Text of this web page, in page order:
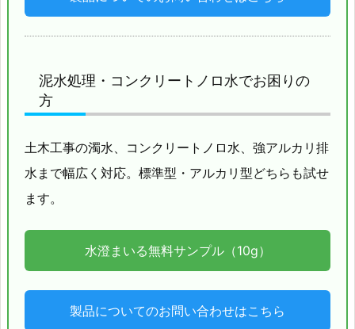
泥水処理・コンクリートノロ水でお困りの
方
土木工事の濁水、コンクリートノロ水、強アルカリ排
水まで幅広く対応。標準型・アルカリ型どちらも試せ
ます。
水澄まいる無料サンプル（10g）
製品についてのお問い合わせはこちら